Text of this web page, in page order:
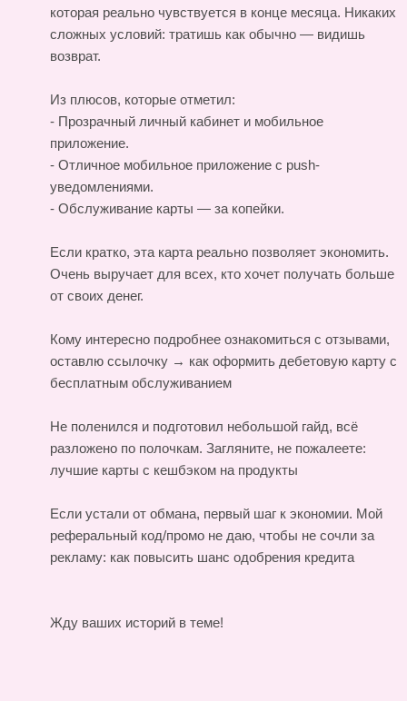
которая реально чувствуется в конце месяца. Никаких
сложных условий: тратишь как обычно — видишь
возврат.
Из плюсов, которые отметил:
- Прозрачный личный кабинет и мобильное
приложение.
- Отличное мобильное приложение с push-
уведомлениями.
- Обслуживание карты — за копейки.
Если кратко, эта карта реально позволяет экономить.
Очень выручает для всех, кто хочет получать больше
от своих денег.
Кому интересно подробнее ознакомиться с отзывами,
оставлю ссылочку → как оформить дебетовую карту с
бесплатным обслуживанием
Не поленился и подготовил небольшой гайд, всё
разложено по полочкам. Загляните, не пожалеете:
лучшие карты с кешбэком на продукты
Если устали от обмана, первый шаг к экономии. Мой
реферальный код/промо не даю, чтобы не сочли за
рекламу: как повысить шанс одобрения кредита
Жду ваших историй в теме!